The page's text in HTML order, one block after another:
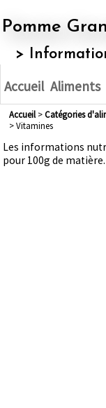
Pomme
>
Accueil Aliments
Accueil> Catégories
> Vitamines
Les informations
pour 100g de matière.